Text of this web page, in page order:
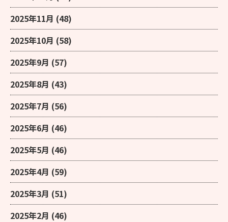
2025年11月 (48)
2025年10月 (58)
2025年9月 (57)
2025年8月 (43)
2025年7月 (56)
2025年6月 (46)
2025年5月 (46)
2025年4月 (59)
2025年3月 (51)
2025年2月 (46)